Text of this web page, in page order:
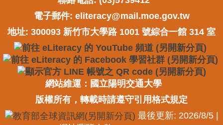
電子郵件: eliteracy@mail.moe.gov.tw
地址: 300093 新竹市大學路 1001 號綜合一館 314 室
網站維運：國立陽明交通大學
版權所有，轉載時請遵守引用格式規定
最後更新: 2026/8/5 |